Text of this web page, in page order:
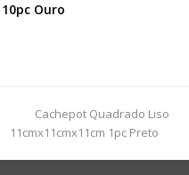
Ouro
next
post:
Cachepot Quadrado Liso
11cmx11cmx11cm 1pc Preto